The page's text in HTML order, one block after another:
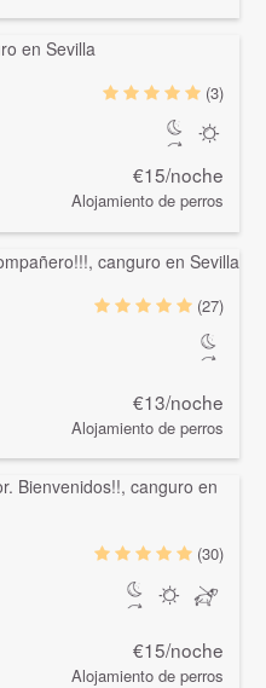
(3)
€15/noche
Alojamiento de perros
(27)
€13/noche
Alojamiento de perros
(30)
€15/noche
Alojamiento de perros